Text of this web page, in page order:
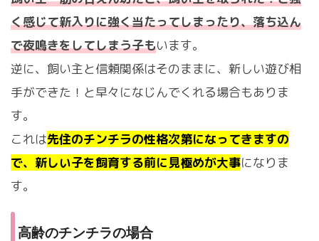
く感じて新入りに強く当たってしまったり、落ち込ん
で夜鳴きをしてしまう子もいます。
逆に、飼い主と信頼関係はそのままに、新しい遊び相
手ができた！と早々になじんでくれる場合もありま
す。
これは先住のチンチラの性格次第になってきますの
で、新しい子を飼育する前に見極めが大事になりま
す。
高齢のチンチラの場合